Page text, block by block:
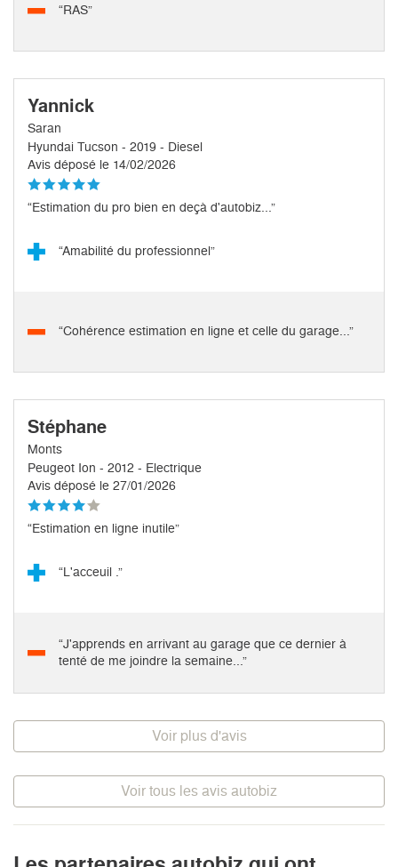
“RAS”
Yannick
Saran
Hyundai Tucson - 2019 - Diesel
Avis déposé le 14/02/2026
“Estimation du pro bien en deçà d'autobiz...”
“Amabilité du professionnel”
“Cohérence estimation en ligne et celle du garage...”
Stéphane
Monts
Peugeot Ion - 2012 - Electrique
Avis déposé le 27/01/2026
“Estimation en ligne inutile”
“L'acceuil .”
“J'apprends en arrivant au garage que ce dernier à
tenté de me joindre la semaine...”
Voir plus d'avis
Voir tous les avis autobiz